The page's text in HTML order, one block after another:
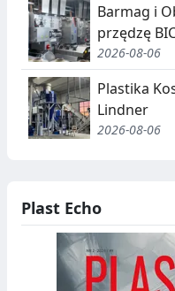
Barmag i
przędzę
2026-08-06
Plastika
Lindner
2026-08-06
Plast Echo